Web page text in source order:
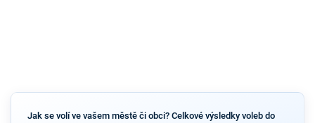
Jak se volí ve vašem městě či obci? Celkové výsledky voleb do